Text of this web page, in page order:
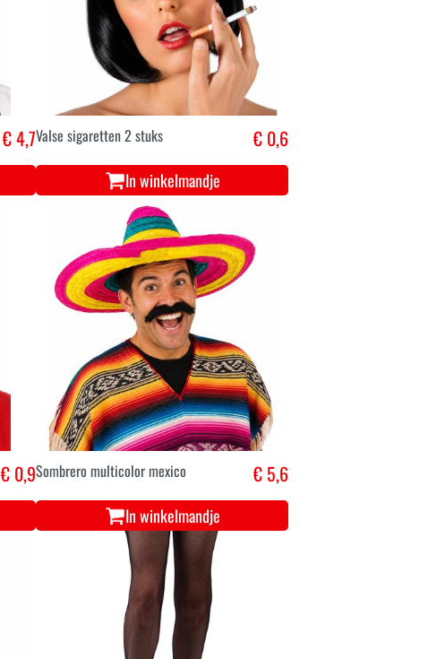
€ 4,7Valse sigaretten 2 stuks € 0,6
In winkelmandje
€ 0,9Sombrero multicolor mexico € 5,6
In winkelmandje